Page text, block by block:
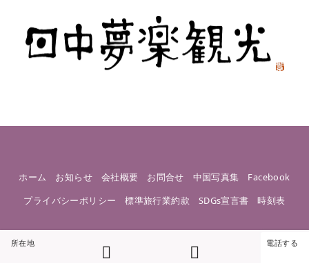
ホーム お知らせ 会社概要 お問合せ 中国写真集
Facebook
プライバシーポリシー
標準旅行業約款 SDGs宣言書 時刻表
所在地 電話する